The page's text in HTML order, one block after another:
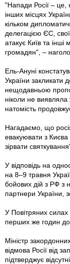
"Напади Росії – це,
інших місцях
кільком
делегацією ЄС,
атакує Київ та інші
громадян", –
Ель-Ануні
України закликати
нещодавньою
ніколи не виявляла
натомість
Нагадаємо, що
евакуювати з Києва
зірвати
У відповідь на
на 8–9 травня
бойових дій з РФ з
партнери України,
У Повітряних
перших же годин
Міністр
відмова Росії від
підтверджує